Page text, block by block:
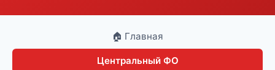
🏠 Главная
Центральный ФО